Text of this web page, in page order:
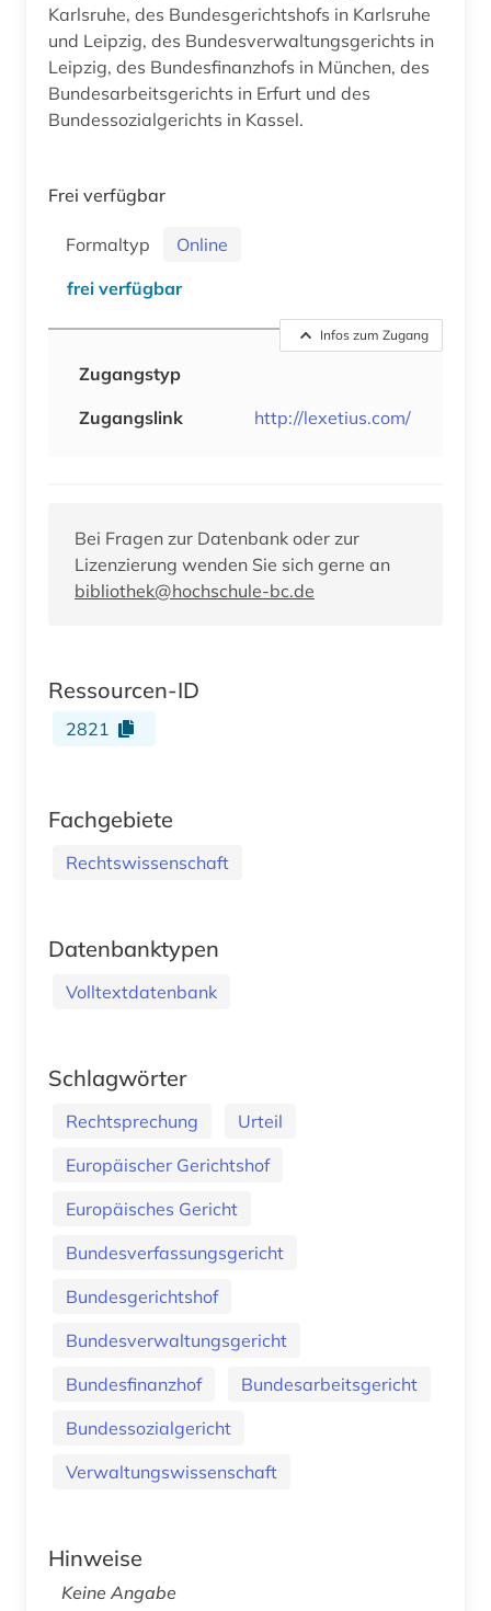
Karlsruhe, des Bundesgerichtshofs in Karlsruhe
und Leipzig, des Bundesverwaltungsgerichts in
Leipzig, des Bundesfinanzhofs in München, des
Bundesarbeitsgerichts in Erfurt und des
Bundessozialgerichts in Kassel.
Frei verfügbar
Formaltyp
Online
frei verfügbar
Infos zum Zugang
Zugangstyp
Zugangslink
http://lexetius.com/
Bei Fragen zur Datenbank oder zur
Lizenzierung wenden Sie sich gerne an
bibliothek@hochschule-bc.de
Ressourcen-ID
2821
Fachgebiete
Rechtswissenschaft
Datenbanktypen
Volltextdatenbank
Schlagwörter
Rechtsprechung
Urteil
Europäischer Gerichtshof
Europäisches Gericht
Bundesverfassungsgericht
Bundesgerichtshof
Bundesverwaltungsgericht
Bundesfinanzhof
Bundesarbeitsgericht
Bundessozialgericht
Verwaltungswissenschaft
Hinweise
Keine Angabe